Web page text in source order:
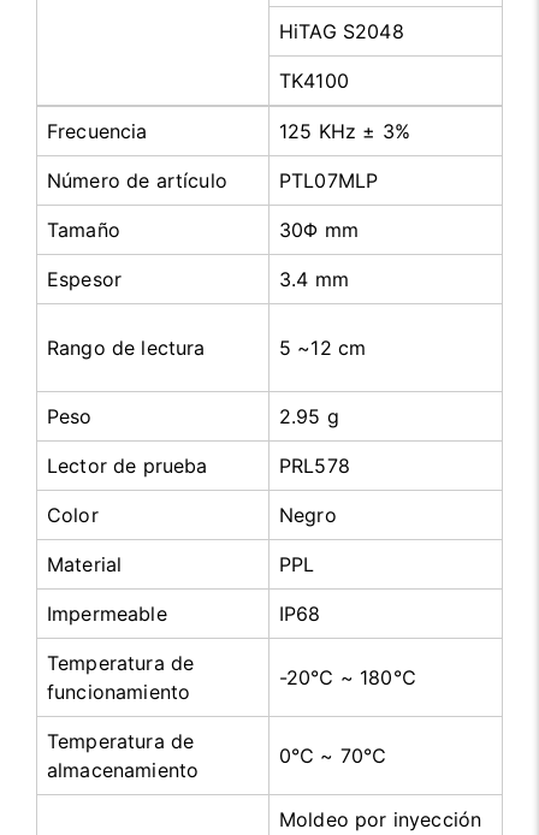
HiTAG S2048
TK4100
Frecuencia 125 KHz ± 3%
Número de artículo PTL07MLP
Tamaño 30Φ mm
Espesor 3.4 mm
Rango de lectura 5 ~12 cm
Peso 2.95 g
Lector de prueba PRL578
Color Negro
Material PPL
Impermeable IP68
Temperatura de
funcionamiento
-20℃ ~ 180℃
Temperatura de
almacenamiento
0℃ ~ 70℃
Moldeo por inyección